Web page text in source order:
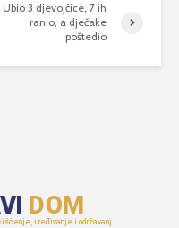
Ubio 3 djevojčice, 7 ih
ranio, a dječake
poštedio